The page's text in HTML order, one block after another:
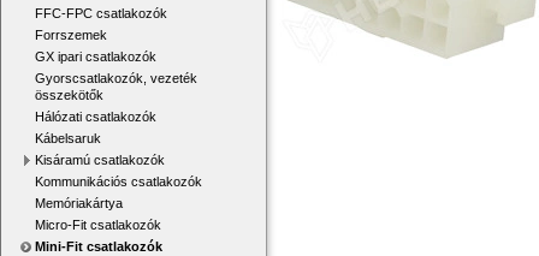
FFC-FPC csatlakozók
Forrszemek
GX ipari csatlakozók
Gyorscsatlakozók, vezeték
összekötők
Hálózati csatlakozók
Kábelsaruk
Kisáramú csatlakozók
Kommunikációs csatlakozók
Memóriakártya
Micro-Fit csatlakozók
Mini-Fit csatlakozók